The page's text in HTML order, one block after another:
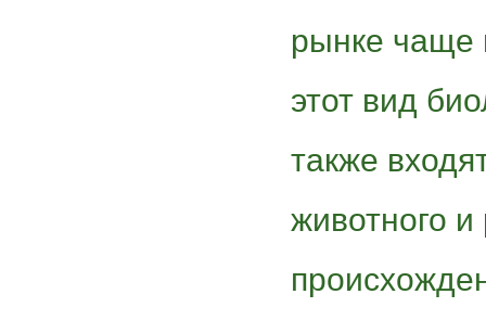
рынке чаще
этот вид
также
животного и